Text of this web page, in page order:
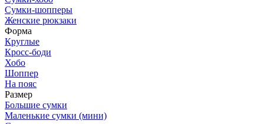
Сумки-шопперы
Женские рюкзаки
Форма
Круглые
Кросс-боди
Хобо
Шоппер
На пояс
Размер
Большие сумки
Маленькие сумки (мини)